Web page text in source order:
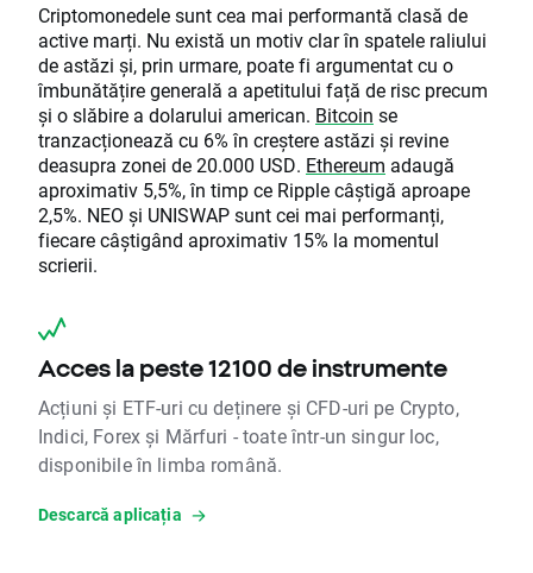
Criptomonedele sunt cea mai performantă clasă de
active marți. Nu există un motiv clar în spatele raliului
de astăzi și, prin urmare, poate fi argumentat cu o
îmbunătățire generală a apetitului față de risc precum
și o slăbire a dolarului american. Bitcoin se
tranzacționează cu 6% în creștere astăzi și revine
deasupra zonei de 20.000 USD. Ethereum adaugă
aproximativ 5,5%, în timp ce Ripple câștigă aproape
2,5%. NEO și UNISWAP sunt cei mai performanți,
fiecare câștigând aproximativ 15% la momentul
scrierii.
Acces la peste 12100 de instrumente
Acțiuni și ETF-uri cu deținere și CFD-uri pe Crypto,
Indici, Forex și Mărfuri - toate într-un singur loc,
disponibile în limba română.
Descarcă aplicația